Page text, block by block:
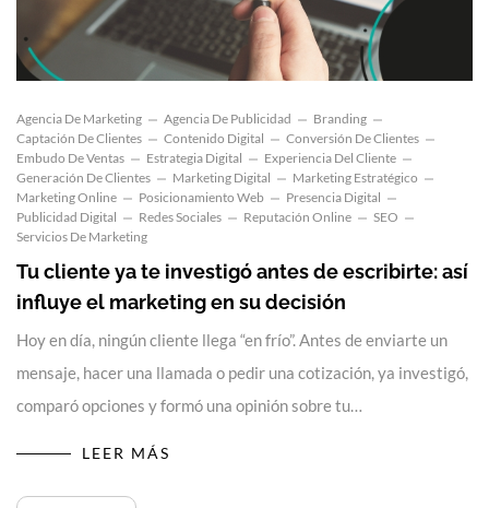
Agencia De Marketing Agencia De Publicidad
Branding
Captación De Clientes
Contenido Digital
Conversión De Clientes
Embudo De Ventas
Estrategia Digital
Experiencia Del Cliente
Generación De Clientes
Marketing Digital
Marketing Estratégico
Marketing Online
Posicionamiento Web
Presencia Digital
Publicidad Digital
Redes Sociales Reputación Online
SEO
Servicios De Marketing
Tu cliente ya te investigó antes de escribirte: así
influye el marketing en su decisión
Hoy en día, ningún cliente llega “en frío”. Antes de enviarte un
mensaje, hacer una llamada o pedir una cotización, ya investigó,
comparó opciones y formó una opinión sobre tu…
LEER MÁS